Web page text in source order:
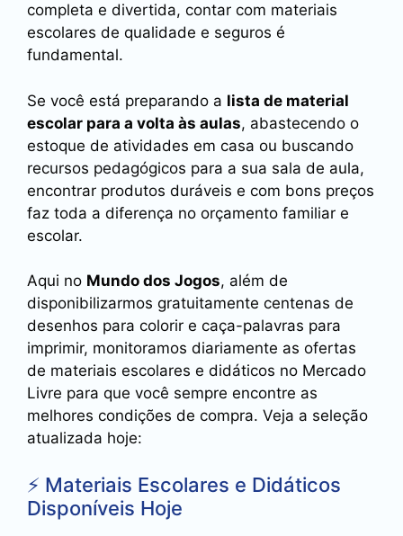
completa e divertida, contar com materiais
escolares de qualidade e seguros é
fundamental.
Se você está preparando a lista de material
escolar para a volta às aulas, abastecendo o
estoque de atividades em casa ou buscando
recursos pedagógicos para a sua sala de aula,
encontrar produtos duráveis e com bons preços
faz toda a diferença no orçamento familiar e
escolar.
Aqui no Mundo dos Jogos, além de
disponibilizarmos gratuitamente centenas de
desenhos para colorir e caça-palavras para
imprimir, monitoramos diariamente as ofertas
de materiais escolares e didáticos no Mercado
Livre para que você sempre encontre as
melhores condições de compra. Veja a seleção
atualizada hoje:
⚡ Materiais Escolares e Didáticos
Disponíveis Hoje